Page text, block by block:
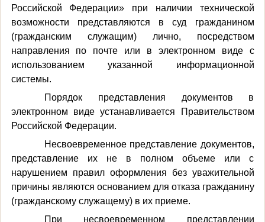
Российской Федерации» при наличии технической
возможности представляются в суд гражданином
(гражданским служащим) лично, посредством
направления по почте или в электронном виде с
использованием указанной информационной
системы.
Порядок представления документов в
электронном виде устанавливается Правительством
Российской Федерации.
Несвоевременное представление документов,
представление их не в полном объеме или с
нарушением правил оформления без уважительной
причины являются основанием для отказа гражданину
(гражданскому служащему) в их приеме.
При несвоевременном представлении